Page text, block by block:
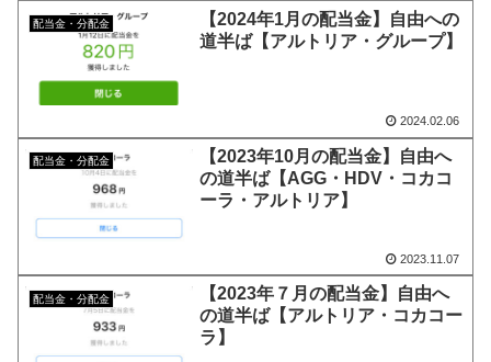
配当金・分配金
【2024年1月の配当金】自由への
道半ば【アルトリア・グループ】
2024.02.06
配当金・分配金
【2023年10月の配当金】自由へ
の道半ば【AGG・HDV・コカコ
ーラ・アルトリア】
2023.11.07
配当金・分配金
【2023年７月の配当金】自由へ
の道半ば【アルトリア・コカコー
ラ】